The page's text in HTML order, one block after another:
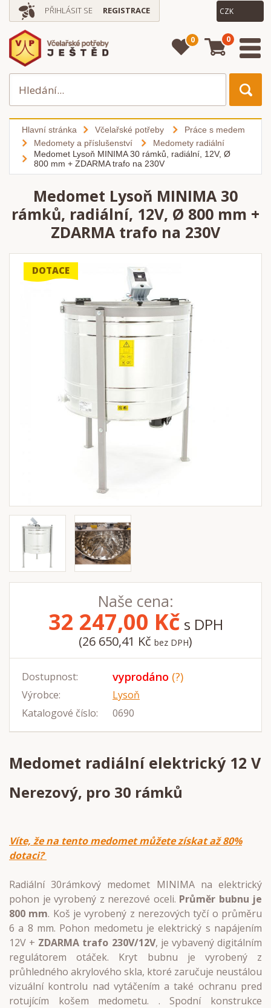
PŘIHLÁSIT SE REGISTRACE
0 0
Hlavní stránka Včelařské potřeby
Práce s medem
Medomety a příslušenství
Medomety radiální
Medomet Lysoň MINIMA 30 rámků, radiální, 12V, Ø
800 mm + ZDARMA trafo na 230V
Medomet Lysoň MINIMA 30
rámků, radiální, 12V, Ø 800 mm +
ZDARMA trafo na 230V
DOTACE
Naše cena:
32 247,00 Kč s DPH
(26 650,41 Kč bez DPH)
Dostupnost: vyprodáno (?)
Výrobce:
Lysoň
Katalogové číslo:
0690
Medomet radiální elektrický 12 V
Nerezový, pro 30 rámků
Víte, že na tento medomet můžete získat až 80%
dotaci?
Radiální 30rámkový medomet MINIMA na elektrický
pohon je vyrobený z nerezové oceli. Průměr bubnu je
800 mm. Koš je vyrobený z nerezových tyčí o průměru
6 a 8 mm. Pohon medometu je elektrický s napájením
12V + ZDARMA trafo 230V/12V, je vybavený digitálním
regulátorem otáček. Kryt bubnu je vyrobený z
průhledného akrylového skla, ktoré zaručuje neustálou
vizuální kontrolu nad vytáčením a také ochranu pred
rotujícím košem medometu. . Spodní konstrukce